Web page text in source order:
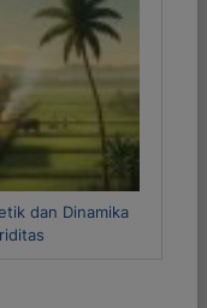
Metode Riset
Next